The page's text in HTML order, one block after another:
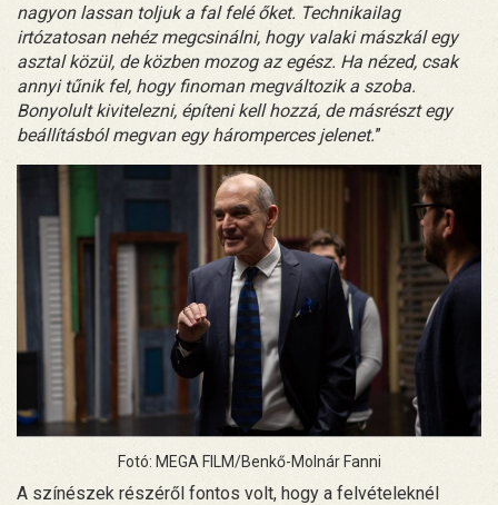
nagyon lassan toljuk a fal felé őket. Technikailag
irtózatosan nehéz megcsinálni, hogy valaki mászkál egy
asztal közül, de közben mozog az egész. Ha nézed, csak
annyi tűnik fel, hogy finoman megváltozik a szoba.
Bonyolult kivitelezni, építeni kell hozzá, de másrészt egy
beállításból megvan egy háromperces jelenet.”
Fotó: MEGA FILM/Benkő-Molnár Fanni
A színészek részéről fontos volt, hogy a felvételeknél